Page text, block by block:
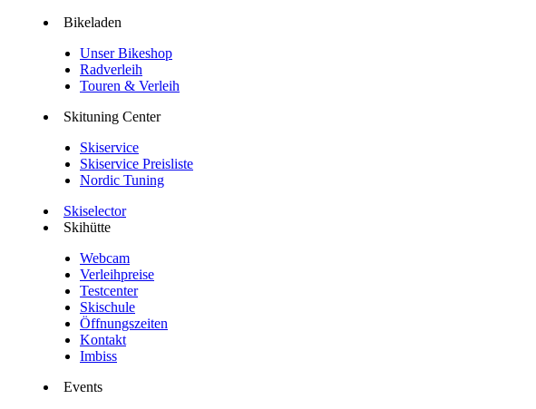
Bikeladen
Unser Bikeshop
Radverleih
Touren & Verleih
Skituning Center
Skiservice
Skiservice Preisliste
Nordic Tuning
Skiselector
Skihütte
Webcam
Verleihpreise
Testcenter
Skischule
Öffnungszeiten
Kontakt
Imbiss
Events